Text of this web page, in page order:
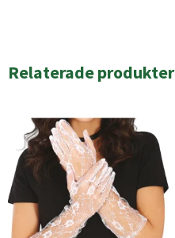
Relaterade produkter